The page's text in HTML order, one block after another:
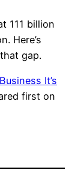
111 billion
Here’s
gap.
It’s
first on